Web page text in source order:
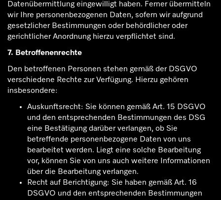
Datenübermittlung eingewilligt haben. Ferner übermitteln
wir Ihre personenbezogenen Daten, sofern wir aufgrund
gesetzlicher Bestimmungen oder behördlicher oder
gerichtlicher Anordnung hierzu verpflichtet sind.
7. Betroffenenrechte
Den betroffenen Personen stehen gemäß der DSGVO
verschiedene Rechte zur Verfügung. Hierzu gehören
insbesondere:
Auskunftsrecht: Sie können gemäß Art. 15 DSGVO
und den entsprechenden Bestimmungen des DSG
eine Bestätigung darüber verlangen, ob Sie
betreffende personenbezogene Daten von uns
bearbeitet werden. Liegt eine solche Bearbeitung
vor, können Sie von uns auch weitere Informationen
über die Bearbeitung verlangen.
Recht auf Berichtigung: Sie haben gemäß Art. 16
DSGVO und den entsprechenden Bestimmungen